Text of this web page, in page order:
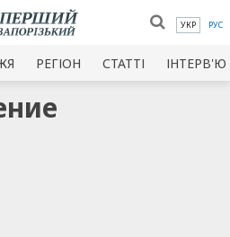
УКР РУС
РЕГІОН СТАТТІ ІНТЕРВ'Ю